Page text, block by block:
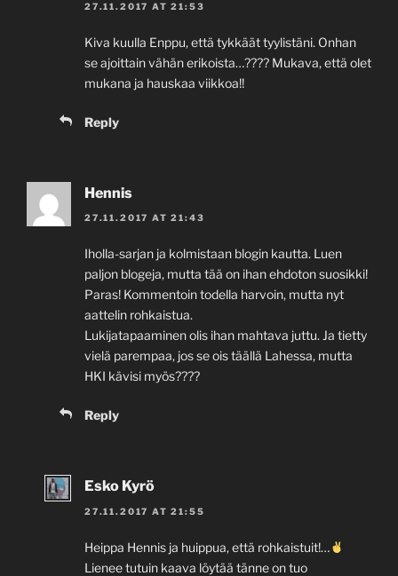
27.11.2017 AT 21:53
Kiva kuulla Enppu, että tykkäät tyylistäni. Onhan
se ajoittain vähän erikoista…???? Mukava, että olet
mukana ja hauskaa viikkoa!!
Reply
Hennis
27.11.2017 AT 21:43
Iholla-sarjan ja kolmistaan blogin kautta. Luen
paljon blogeja, mutta tää on ihan ehdoton suosikki!
Paras! Kommentoin todella harvoin, mutta nyt
aattelin rohkaistua.
Lukijatapaaminen olis ihan mahtava juttu. Ja tietty
vielä parempaa, jos se ois täällä Lahessa, mutta
HKI kävisi myös????
Reply
Esko Kyrö
27.11.2017 AT 21:55
Heippa Hennis ja huippua, että rohkaistuit!…
Lienee tutuin kaava löytää tänne on tuo